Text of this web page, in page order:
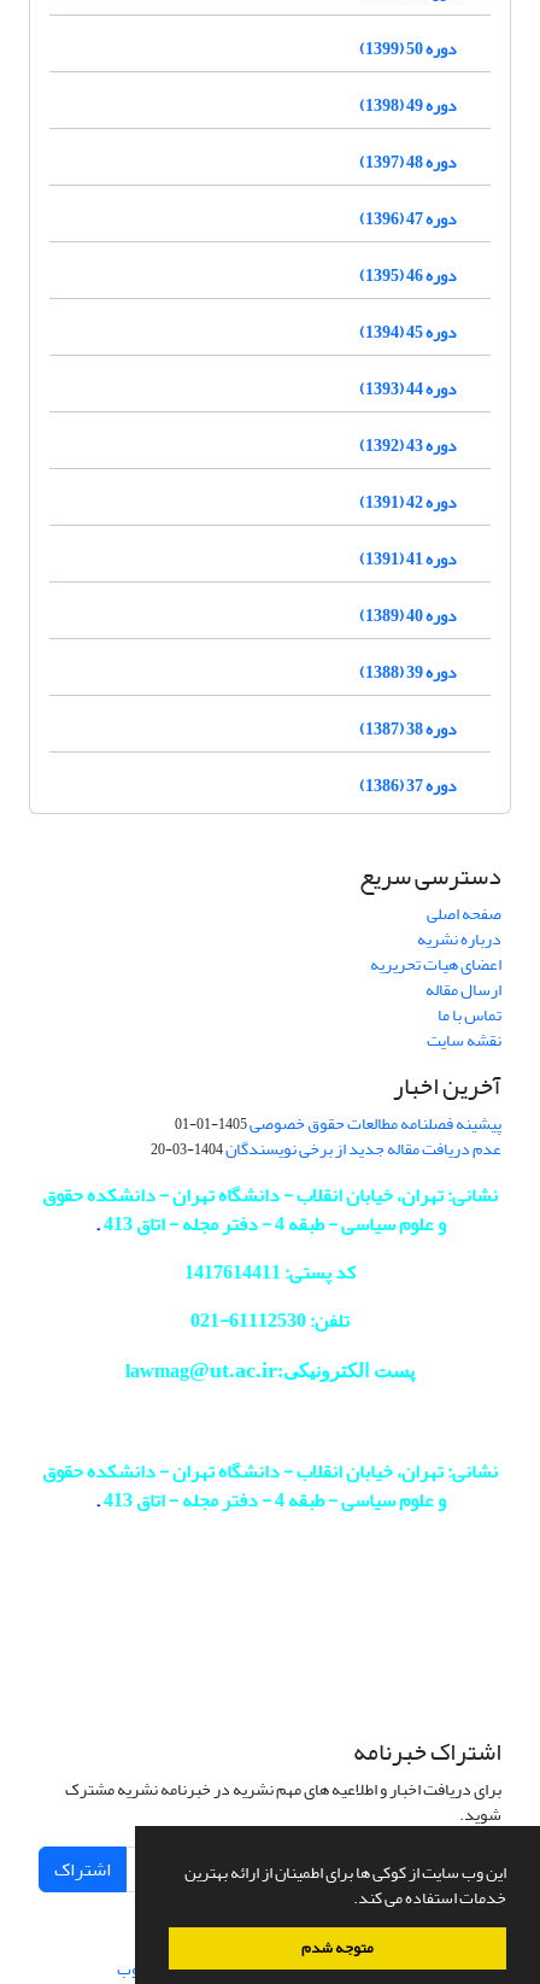
این وب سایت از کوکی ها برای اطمینان از ارائه بهترین
خدمات استفاده می کند.
متوجه شدم
دوره 50 (1399)
دوره 49 (1398)
دوره 48 (1397)
دوره 47 (1396)
دوره 46 (1395)
دوره 45 (1394)
دوره 44 (1393)
دوره 43 (1392)
دوره 42 (1391)
دوره 41 (1391)
دوره 40 (1389)
دوره 39 (1388)
دوره 38 (1387)
دوره 37 (1386)
دسترسی سریع
صفحه اصلی
درباره نشریه
اعضای هیات تحریریه
ارسال مقاله
تماس با ما
نقشه سایت
آخرین اخبار
پیشینه فصلنامه مطالعات حقوق خصوصی1405-01-01
عدم دریافت مقاله جدید از برخی نویسندگان1404-03-20
نشانی: تهران، خیابان انقلاب - دانشگاه تهران - دانشکده حقوق
و علوم سیاسی - طبقه 4 - دفتر مجله - اتاق 413
.
کد پستی: 1417614411
تلفن: 61112530-
021
پست الکترونیکی:lawmag@ut.ac.ir
نشانی: تهران، خیابان انقلاب - دانشگاه تهران - دانشکده حقوق
و علوم سیاسی - طبقه 4 - دفتر مجله - اتاق 413
.
اشتراک خبرنامه
برای دریافت اخبار و اطلاعیه های مهم نشریه در خبرنامه نشریه مشترک
شوید.
اشتراک
سامانه مدیریت نشریات علمی.طراحی و پیاده سازی از سیناوب